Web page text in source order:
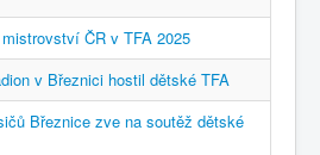
ČR v TFA 2025
v Březnici hostil dětské TFA
Březnice zve na soutěž dětské